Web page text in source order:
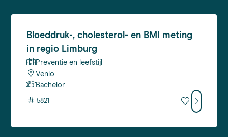
Bloeddruk-,cholesterol- en BMI meting
in regio Limburg
Preventie en leefstijl
Venlo
Bachelor
# 5821